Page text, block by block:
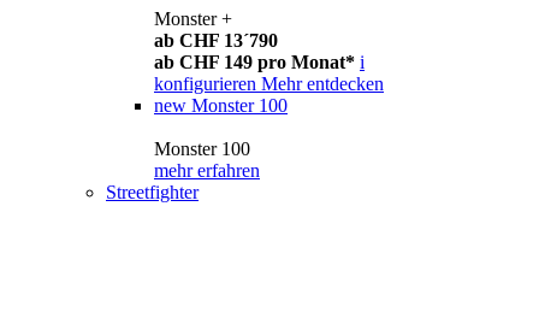
Monster +
ab CHF 13´790
ab CHF 149 pro Monat* i
konfigurieren Mehr entdecken
new Monster 100
Monster 100
mehr erfahren
Streetfighter